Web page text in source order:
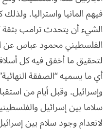
فيهم المانيا واستراليا.
الشيء أن يتحدث ترامب بثقة
الفلسطيني محمود عباس عن
لتحقيق ما أخفق فيه كل
أي ما يسميه “الصفقة
وإسرائيل. وقبل أيام من
سلاما بين إسرائيل
لانعدام وجود سلام بين